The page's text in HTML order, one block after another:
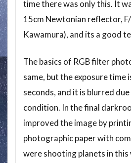
time there was only this. It
15cm Newtonian reflector,
Kawamura), and its a good
The basics of RGB filter
same, but the exposure time
seconds, and it is blurred
condition. In the final
improved the image by
photographic paper with
were shooting planets in this